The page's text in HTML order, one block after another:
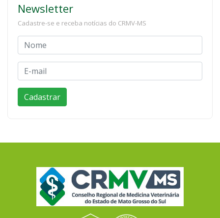
Newsletter
Cadastre-se e receba notícias do CRMV-MS